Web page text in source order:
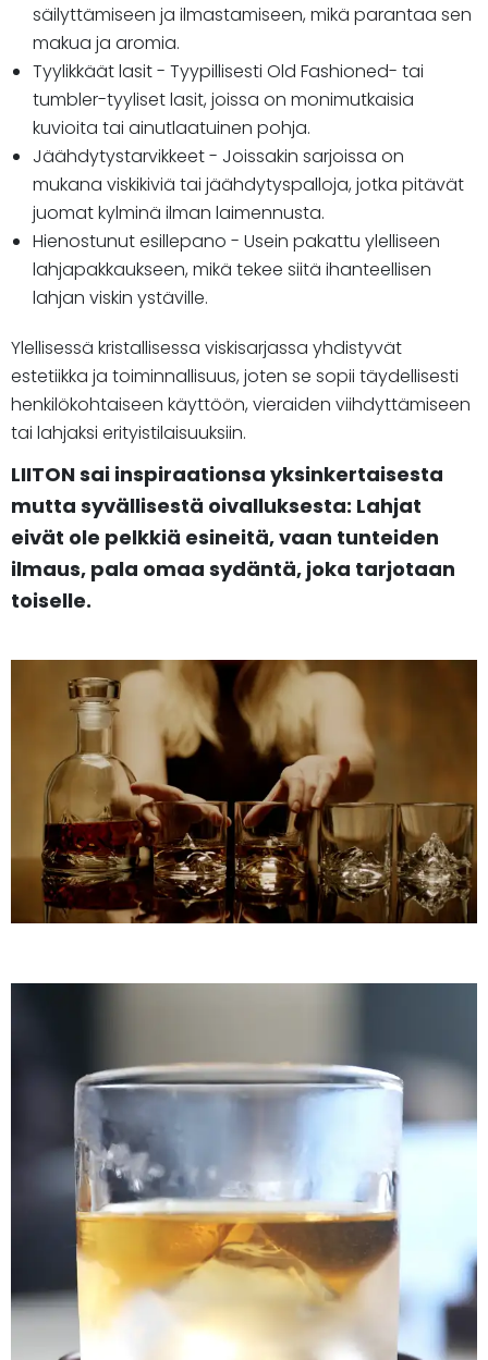
säilyttämiseen ja ilmastamiseen, mikä parantaa sen
makua ja aromia.
Tyylikkäät lasit - Tyypillisesti Old Fashioned- tai
tumbler-tyyliset lasit, joissa on monimutkaisia
kuvioita tai ainutlaatuinen pohja.
Jäähdytystarvikkeet - Joissakin sarjoissa on
mukana viskikiviä tai jäähdytyspalloja, jotka pitävät
juomat kylminä ilman laimennusta.
Hienostunut esillepano - Usein pakattu ylelliseen
lahjapakkaukseen, mikä tekee siitä ihanteellisen
lahjan viskin ystäville.
Ylellisessä kristallisessa viskisarjassa yhdistyvät
estetiikka ja toiminnallisuus, joten se sopii täydellisesti
henkilökohtaiseen käyttöön, vieraiden viihdyttämiseen
tai lahjaksi erityistilaisuuksiin.
LIITON sai inspiraationsa yksinkertaisesta
mutta syvällisestä oivalluksesta: Lahjat
eivät ole pelkkiä esineitä, vaan tunteiden
ilmaus, pala omaa sydäntä, joka tarjotaan
toiselle.